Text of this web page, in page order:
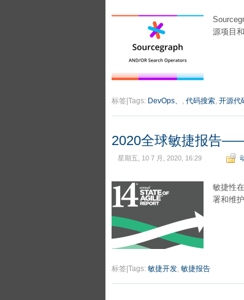
源项目
标签|Tags: DevOps、 , 代码搜索, 开源代
2020全球敏捷报告
星期五, 10 7 月, 2020, 16:29
敏捷性
署和维
标签|Tags: 敏捷开发, 敏捷报告